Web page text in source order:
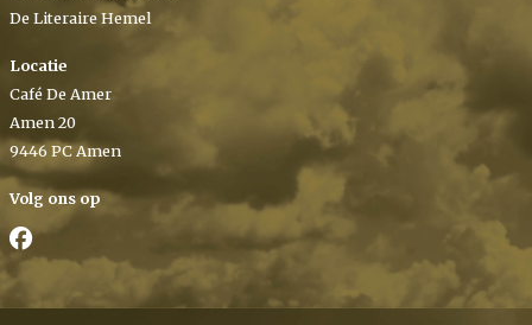
De Literaire Hemel
Locatie
Café De Amer
Amen 20
9446 PC Amen
Volg ons op